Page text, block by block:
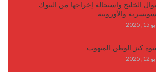
الخليج واستحالة إخراجها من البنوك
والأوروبية…
2025
كنز الوطن المنهوب..
2025